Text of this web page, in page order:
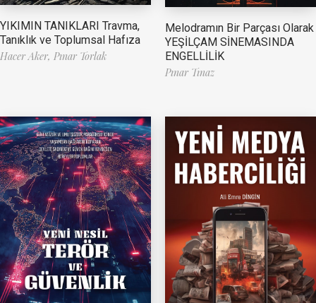
YIKIMIN TANIKLARI Travma,
Tanıklık ve Toplumsal Hafıza
Hacer Aker, Pınar Torlak
Melodramın Bir Parçası Olarak
YEŞİLÇAM SİNEMASINDA
ENGELLİLİK
Pınar Tınaz